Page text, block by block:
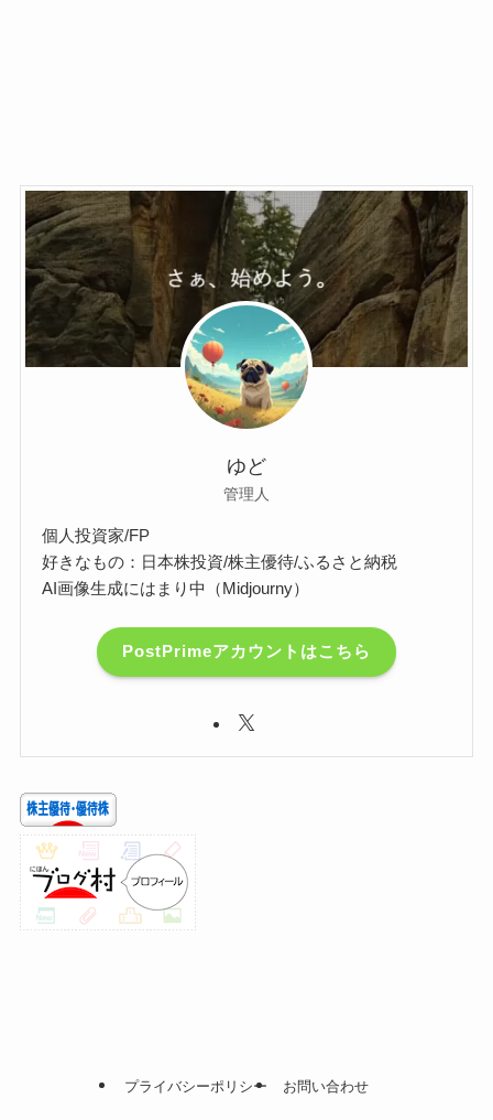
ゆど
管理人
個人投資家/FP
好きなもの：日本株投資/株主優待/ふるさと納税
AI画像生成にはまり中（Midjourny）
PostPrimeアカウントはこちら
プライバシーポリシー お問い合わせ